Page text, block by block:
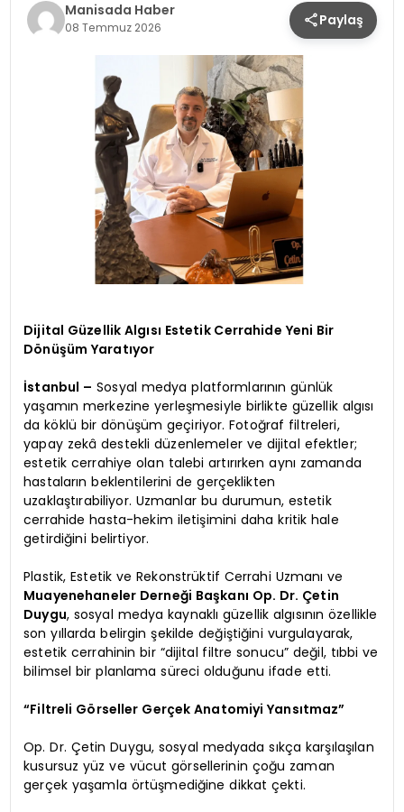
SPOR
Manisada Haber
08 Temmuz 2026 Paylaş
Dijital Güzellik Algısı Estetik Cerrahide Yeni Bir
Dönüşüm Yaratıyor
İstanbul – Sosyal medya platformlarının günlük
yaşamın merkezine yerleşmesiyle birlikte güzellik algısı
da köklü bir dönüşüm geçiriyor. Fotoğraf filtreleri,
yapay zekâ destekli düzenlemeler ve dijital efektler;
estetik cerrahiye olan talebi artırırken aynı zamanda
hastaların beklentilerini de gerçeklikten
uzaklaştırabiliyor. Uzmanlar bu durumun, estetik
cerrahide hasta-hekim iletişimini daha kritik hale
getirdiğini belirtiyor.
Plastik, Estetik ve Rekonstrüktif Cerrahi Uzmanı ve
Muayenehaneler Derneği Başkanı Op. Dr. Çetin
Duygu, sosyal medya kaynaklı güzellik algısının özellikle
son yıllarda belirgin şekilde değiştiğini vurgulayarak,
estetik cerrahinin bir “dijital filtre sonucu” değil, tıbbi ve
bilimsel bir planlama süreci olduğunu ifade etti.
“Filtreli Görseller Gerçek Anatomiyi Yansıtmaz”
Op. Dr. Çetin Duygu, sosyal medyada sıkça karşılaşılan
kusursuz yüz ve vücut görsellerinin çoğu zaman
gerçek yaşamla örtüşmediğine dikkat çekti.